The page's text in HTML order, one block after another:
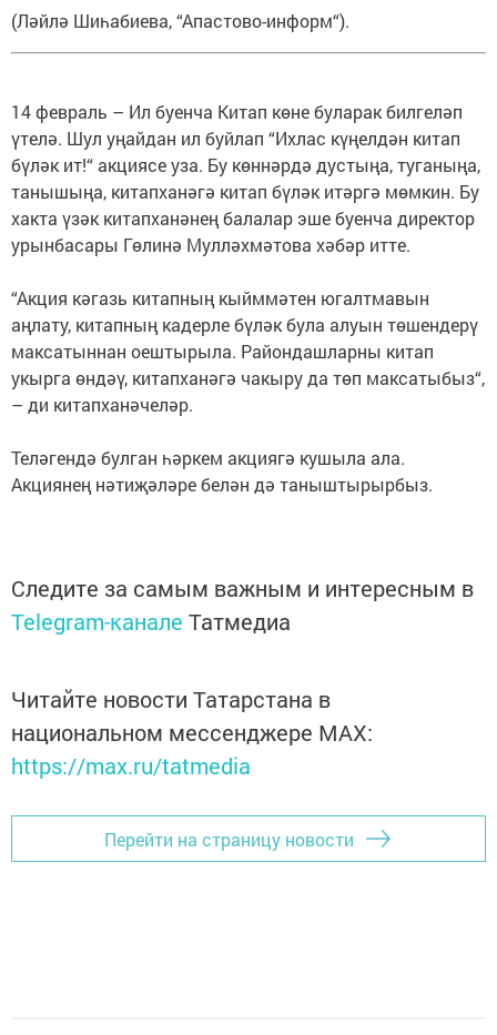
(Ләйлә Шиһабиева, “Апастово-информ“).
14 февраль – Ил буенча Китап көне буларак билгеләп
үтелә. Шул уңайдан ил буйлап “Ихлас күңелдән китап
бүләк ит!“ акциясе уза. Бу көннәрдә дустыңа, туганыңа,
танышыңа, китапханәгә китап бүләк итәргә мөмкин. Бу
хакта үзәк китапханәнең балалар эше буенча директор
урынбасары Гөлинә Мулләхмәтова хәбәр итте.
“Акция кәгазь китапның кыйммәтен югалтмавын
аңлату, китапның кадерле бүләк була алуын төшендерү
максатыннан оештырыла. Райондашларны китап
укырга өндәү, китапханәгә чакыру да төп максатыбыз“,
– ди китапханәчеләр.
Теләгендә булган һәркем акциягә кушыла ала.
Акциянең нәтиҗәләре белән дә таныштырырбыз.
Следите за самым важным и интересным в
Telegram-канале Татмедиа
Читайте новости Татарстана в
национальном мессенджере MАХ:
https://max.ru/tatmedia
Перейти на страницу новости